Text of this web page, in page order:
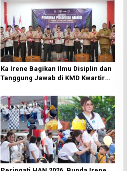
Ka Irene Bagikan Ilmu Disiplin dan
Tanggung Jawab di KMD Kwartir